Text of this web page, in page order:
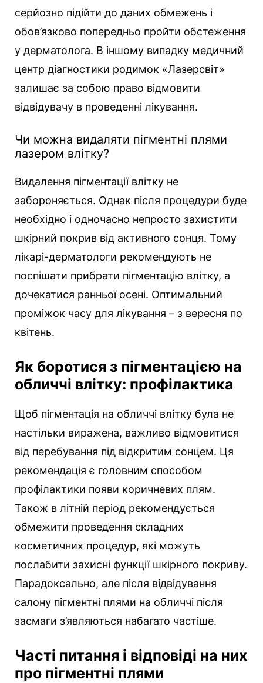
серйозно підійти до даних обмежень і
обов’язково попередньо пройти обстеження
у дерматолога. В іншому випадку медичний
центр діагностики родимок «Лазерсвіт»
залишає за собою право відмовити
відвідувачу в проведенні лікування.
Чи можна видаляти пігментні плями
лазером влітку?
Видалення пігментації влітку не
забороняється. Однак після процедури буде
необхідно і одночасно непросто захистити
шкірний покрив від активного сонця. Тому
лікарі-дерматологи рекомендують не
поспішати прибрати пігментацію влітку, а
дочекатися ранньої осені. Оптимальний
проміжок часу для лікування – з вересня по
квітень.
Як боротися з пігментацією на
обличчі влітку: профілактика
Щоб пігментація на обличчі влітку була не
настільки виражена, важливо відмовитися
від перебування під відкритим сонцем. Ця
рекомендація є головним способом
профілактики появи коричневих плям.
Також в літній період рекомендується
обмежити проведення складних
косметичних процедур, які можуть
послабити захисні функції шкірного покриву.
Парадоксально, але після відвідування
салону пігментні плями на обличчі після
засмаги з’являються набагато частіше.
Часті питання і відповіді на них
про пігментні плями